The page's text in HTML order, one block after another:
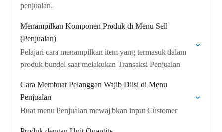
penjualan.
Menampilkan Komponen Produk di Menu Sell
(Penjualan)
Pelajari cara menampilkan item yang termasuk dalam
produk bundel saat melakukan Transaksi Penjualan
Cara Membuat Pelanggan Wajib Diisi di Menu
Penjualan
Buat menu Penjualan mewajibkan input Customer